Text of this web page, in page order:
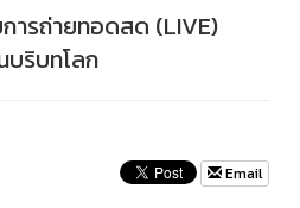
ารถ่ายทอดสด (LIVE)
บริบทโลก
Email